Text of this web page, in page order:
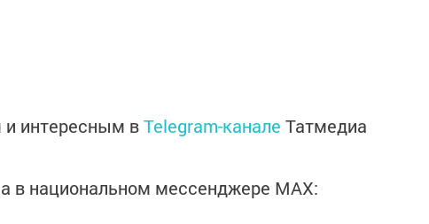
интересным вTelegram-канале Татмедиа
в национальном мессенджере MАХ: